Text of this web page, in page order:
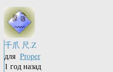
千爪 尺.Z
для Proper
1 год назад